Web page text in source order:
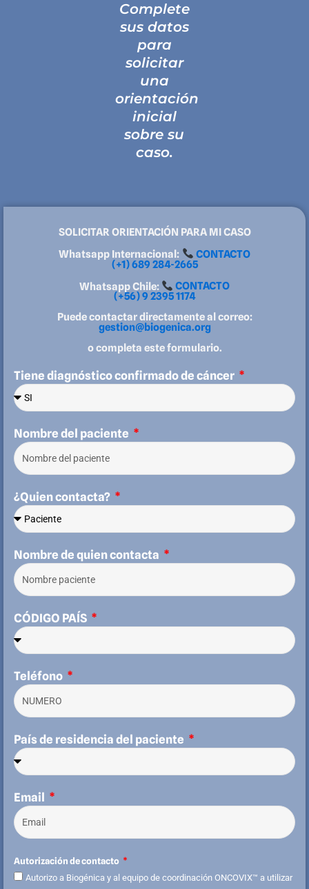
Complete
sus datos
para
solicitar
una
orientación
inicial
sobre su
caso.
SOLICITAR ORIENTACIÓN PARA MI CASO
Whatsapp Internacional:
CONTACTO
(+1) 689 284-2665
Whatsapp Chile:
CONTACTO
(+56) 9 2395 1174
Puede contactar directamente al correo:
gestion@biogenica.org
o completa este formulario.
Tiene diagnóstico confirmado de cáncer
Nombre del paciente
¿Quien contacta?
Nombre de quien contacta
CÓDIGO PAÍS
Teléfono
País de residencia del paciente
Email
Autorización de contacto
Autorizo a Biogénica y al equipo de coordinación ONCOVIX™ a utilizar